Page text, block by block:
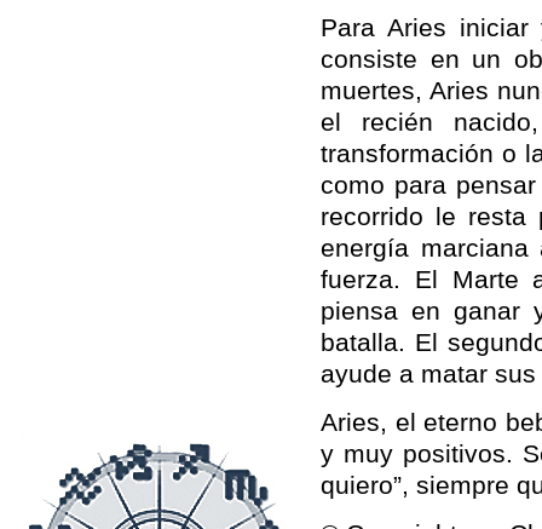
Para Aries
consiste en un
muertes, Aries
el recién
transformación o
como para
recorrido le resta
energía
fuerza. El Marte
piensa en ganar
batalla. El
ayude a matar
Aries, el eterno
y muy positivos.
quiero”, siempre